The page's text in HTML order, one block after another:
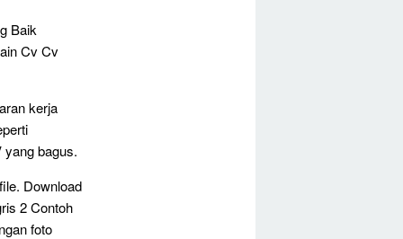
Baik
Cv Cv
kerja
bagus.
Download
2 Contoh
foto